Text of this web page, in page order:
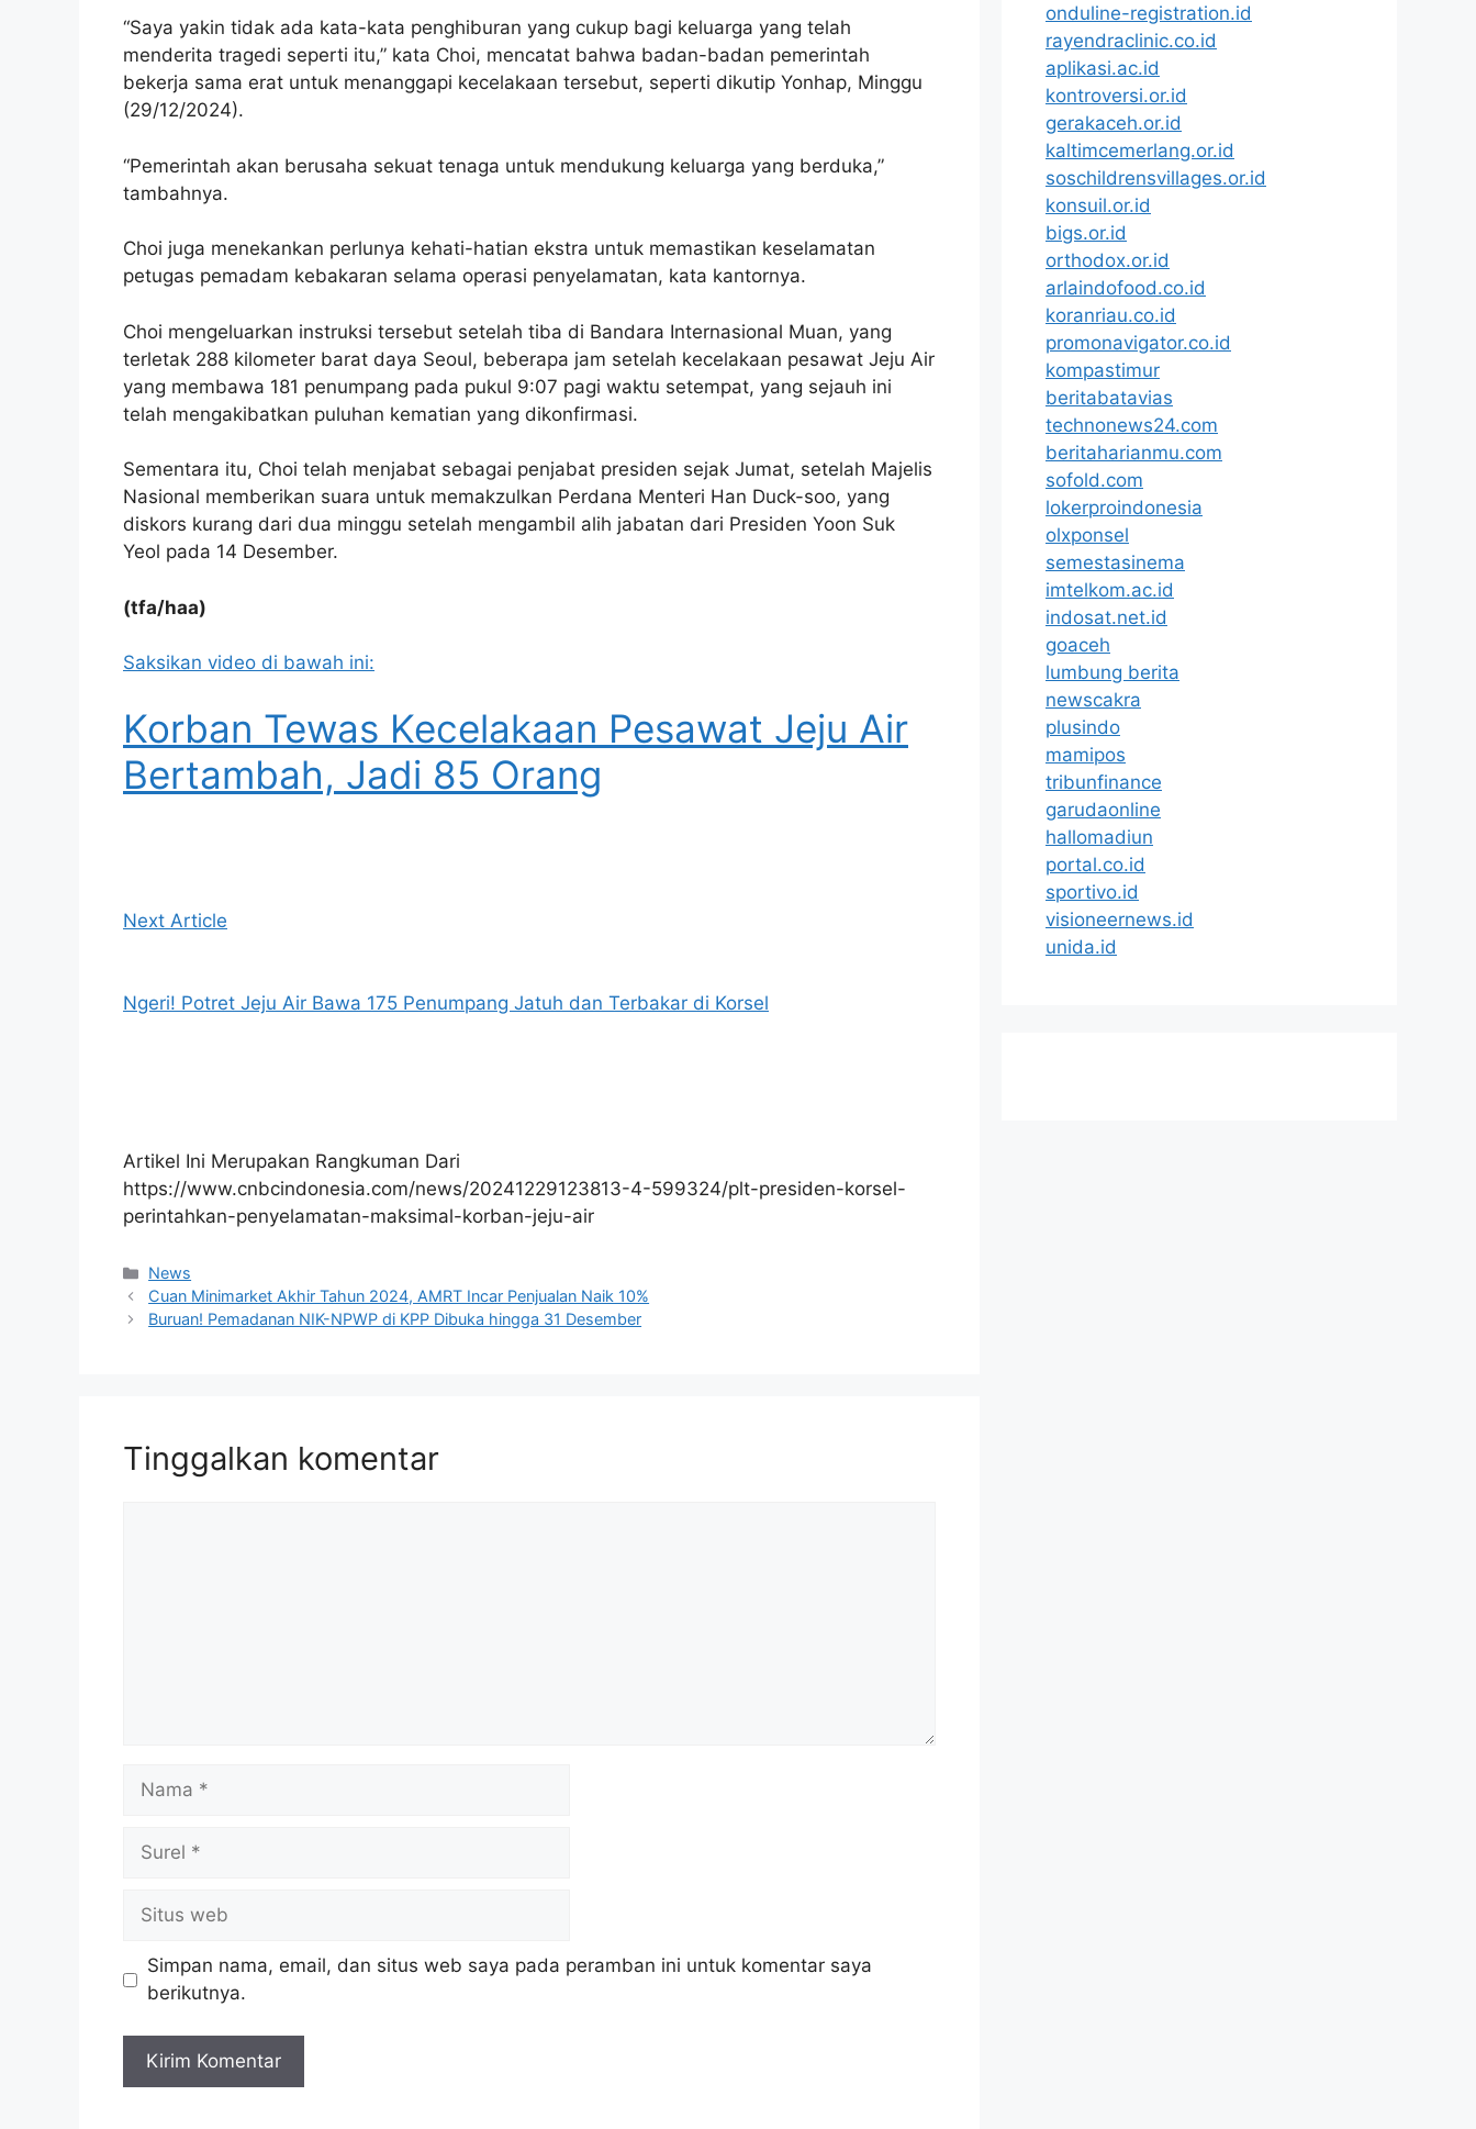
“Saya yakin tidak ada kata-kata penghiburan yang cukup bagi keluarga yang telah
menderita tragedi seperti itu,” kata Choi, mencatat bahwa badan-badan pemerintah
bekerja sama erat untuk menanggapi kecelakaan tersebut, seperti dikutip Yonhap, Minggu
(29/12/2024).
“Pemerintah akan berusaha sekuat tenaga untuk mendukung keluarga yang berduka,”
tambahnya.
Choi juga menekankan perlunya kehati-hatian ekstra untuk memastikan keselamatan
petugas pemadam kebakaran selama operasi penyelamatan, kata kantornya.
Choi mengeluarkan instruksi tersebut setelah tiba di Bandara Internasional Muan, yang
terletak 288 kilometer barat daya Seoul, beberapa jam setelah kecelakaan pesawat Jeju Air
yang membawa 181 penumpang pada pukul 9:07 pagi waktu setempat, yang sejauh ini
telah mengakibatkan puluhan kematian yang dikonfirmasi.
Sementara itu, Choi telah menjabat sebagai penjabat presiden sejak Jumat, setelah Majelis
Nasional memberikan suara untuk memakzulkan Perdana Menteri Han Duck-soo, yang
diskors kurang dari dua minggu setelah mengambil alih jabatan dari Presiden Yoon Suk
Yeol pada 14 Desember.
(tfa/haa)
Saksikan video di bawah ini:
Korban Tewas Kecelakaan Pesawat Jeju Air
Bertambah, Jadi 85 Orang
Next Article
Ngeri! Potret Jeju Air Bawa 175 Penumpang Jatuh dan Terbakar di Korsel
Artikel Ini Merupakan Rangkuman Dari
https://www.cnbcindonesia.com/news/20241229123813-4-599324/plt-presiden-korsel-
perintahkan-penyelamatan-maksimal-korban-jeju-air
Kategori
News
Cuan Minimarket Akhir Tahun 2024, AMRT Incar Penjualan Naik 10%
Buruan! Pemadanan NIK-NPWP di KPP Dibuka hingga 31 Desember
Tinggalkan komentar
Nama
Surel
Situs
web
Simpan nama, email, dan situs web saya pada peramban ini untuk komentar saya
berikutnya.
onduline-registration.id
rayendraclinic.co.id
aplikasi.ac.id
kontroversi.or.id
gerakaceh.or.id
kaltimcemerlang.or.id
soschildrensvillages.or.id
konsuil.or.id
bigs.or.id
orthodox.or.id
arlaindofood.co.id
koranriau.co.id
promonavigator.co.id
kompastimur
beritabatavias
technonews24.com
beritaharianmu.com
sofold.com
lokerproindonesia
olxponsel
semestasinema
imtelkom.ac.id
indosat.net.id
goaceh
lumbung berita
newscakra
plusindo
mamipos
tribunfinance
garudaonline
hallomadiun
portal.co.id
sportivo.id
visioneernews.id
unida.id